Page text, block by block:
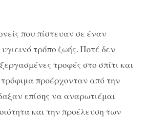
που πίστευαν σε έναν
τρόπο ζωής. Ποτέ δεν
τροφές στο σπίτι και
προέρχονταν από την
επίσης να αναρωτιέμαι
και την προέλευση των